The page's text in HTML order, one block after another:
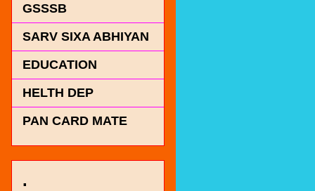
GSSSB
SARV SIXA ABHIYAN
EDUCATION
HELTH DEP
PAN CARD MATE
.